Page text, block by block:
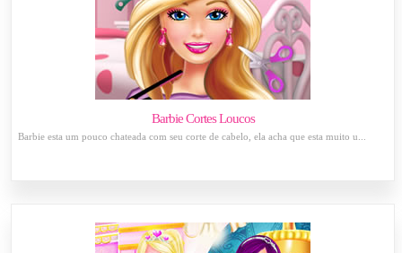
Barbie Cortes Loucos
Barbie esta um pouco chateada com seu corte de cabelo, ela acha que esta muito u...